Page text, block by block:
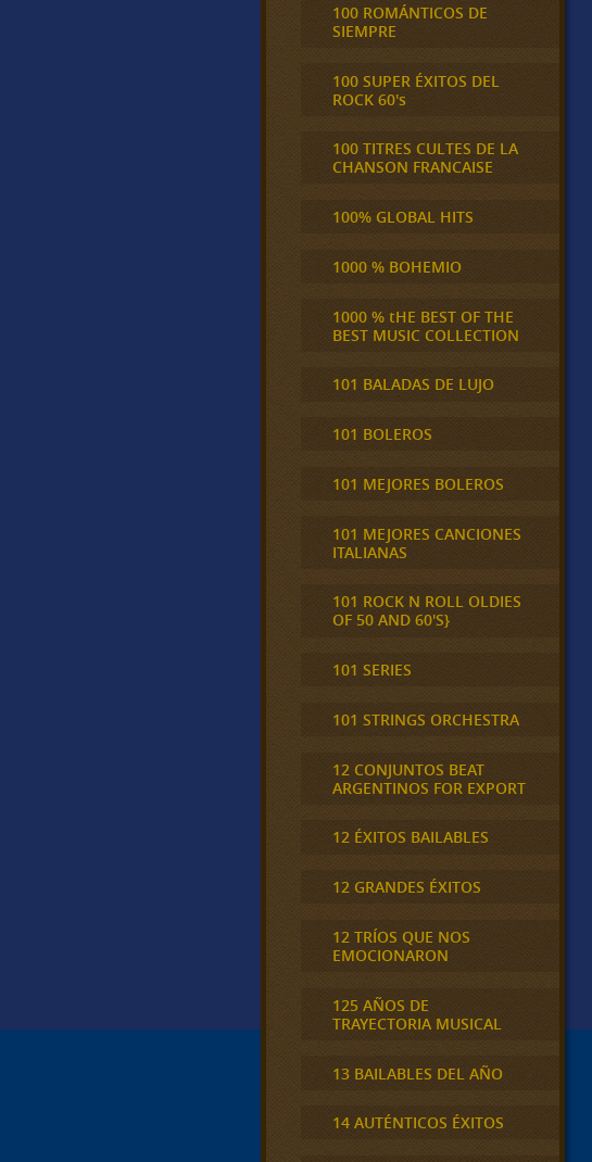
100 ROMÁNTICOS DE
SIEMPRE
100 SUPER ÉXITOS DEL
ROCK 60's
100 TITRES CULTES DE LA
CHANSON FRANCAISE
100% GLOBAL HITS
1000 % BOHEMIO
1000 % tHE BEST OF THE
BEST MUSIC COLLECTION
101 BALADAS DE LUJO
101 BOLEROS
101 MEJORES BOLEROS
101 MEJORES CANCIONES
ITALIANAS
101 ROCK N ROLL OLDIES
OF 50 AND 60'S}
101 SERIES
101 STRINGS ORCHESTRA
12 CONJUNTOS BEAT
ARGENTINOS FOR EXPORT
12 ÉXITOS BAILABLES
12 GRANDES ÉXITOS
12 TRÍOS QUE NOS
EMOCIONARON
125 AÑOS DE
TRAYECTORIA MUSICAL
13 BAILABLES DEL AÑO
14 AUTÉNTICOS ÉXITOS